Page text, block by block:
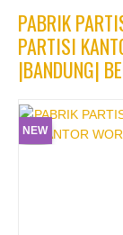
PABRIK
PARTISI
|BANDUNG|
NEW